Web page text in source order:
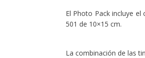
El Photo Pack incluye
501 de 10×15 cm.
La combinación de las